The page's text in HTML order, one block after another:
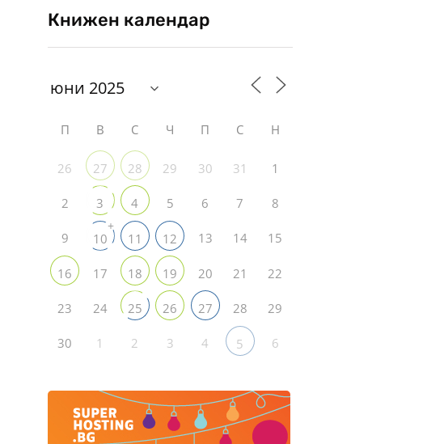
Книжен календар
П В С Ч П С Н
26 27 28 29 30 31 1
2 3 4 5 6 7 8
9 10
+
11 12 13 14 15
16 17 18 19 20 21 22
23 24 25 26 27 28 29
30 1 2 3 4 5 6